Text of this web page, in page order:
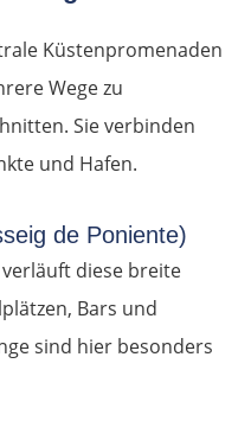
Küstenpromenaden
Wege zu
Sie verbinden
und Hafen.
de Poniente)
diese breite
Bars und
sind hier besonders